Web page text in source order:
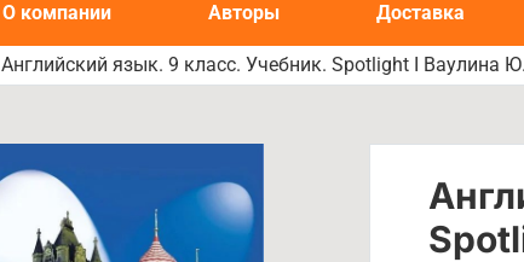
О компании Авторы Доставка
Английский язык. 9 класс. Учебник. Spotlight I Ваулина